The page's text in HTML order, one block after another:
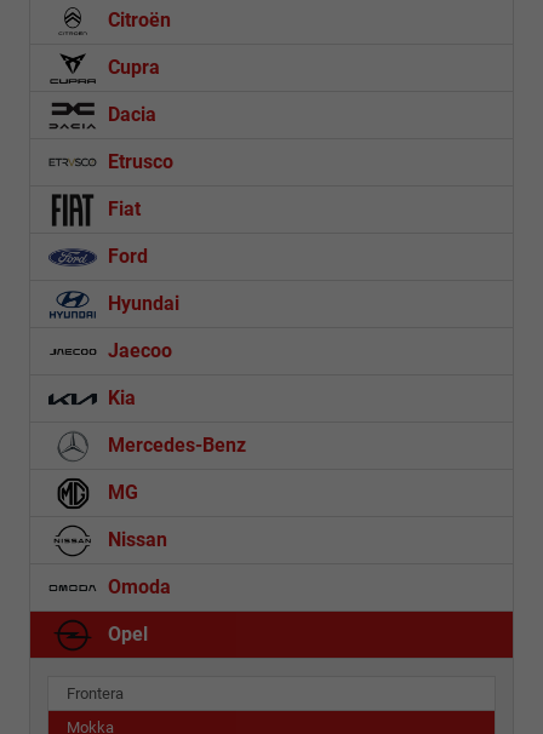
Citroën
Cupra
Dacia
Etrusco
Fiat
Ford
Hyundai
Jaecoo
Kia
Mercedes-Benz
MG
Nissan
Omoda
Opel
Frontera
Mokka